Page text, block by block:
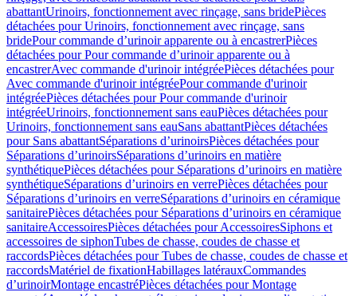
abattantUrinoirs, fonctionnement avec rinçage, sans bridePièces
détachées pour Urinoirs, fonctionnement avec rinçage, sans
bridePour commande d’urinoir apparente ou à encastrerPièces
détachées pour Pour commande d’urinoir apparente ou à
encastrerAvec commande d'urinoir intégréePièces détachées pour
Avec commande d'urinoir intégréePour commande d'urinoir
intégréePièces détachées pour Pour commande d'urinoir
intégréeUrinoirs, fonctionnement sans eauPièces détachées pour
Urinoirs, fonctionnement sans eauSans abattantPièces détachées
pour Sans abattantSéparations d’urinoirsPièces détachées pour
Séparations d’urinoirsSéparations d’urinoirs en matière
synthétiquePièces détachées pour Séparations d’urinoirs en matière
synthétiqueSéparations d’urinoirs en verrePièces détachées pour
Séparations d’urinoirs en verreSéparations d’urinoirs en céramique
sanitairePièces détachées pour Séparations d’urinoirs en céramique
sanitaireAccessoiresPièces détachées pour AccessoiresSiphons et
accessoires de siphonTubes de chasse, coudes de chasse et
raccordsPièces détachées pour Tubes de chasse, coudes de chasse et
raccordsMatériel de fixationHabillages latérauxCommandes
dʼurinoirMontage encastréPièces détachées pour Montage